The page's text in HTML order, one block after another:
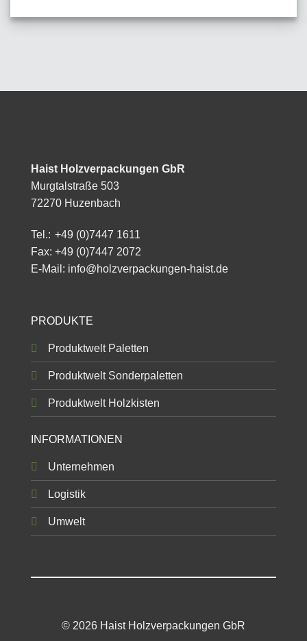
Haist Holzverpackungen GbR
Murgtalstraße 503
72270 Huzenbach
Tel.: +49 (0)7447 1611
Fax: +49 (0)7447 2072
E-Mail: info@holzverpackungen-haist.de
PRODUKTE
Produktwelt Paletten
Produktwelt Sonderpaletten
Produktwelt Holzkisten
INFORMATIONEN
Unternehmen
Logistik
Umwelt
© 2026 Haist Holzverpackungen GbR